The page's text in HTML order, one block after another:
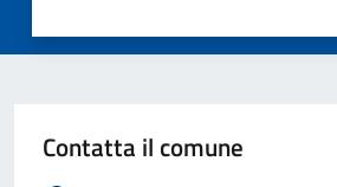
Contatta il comune